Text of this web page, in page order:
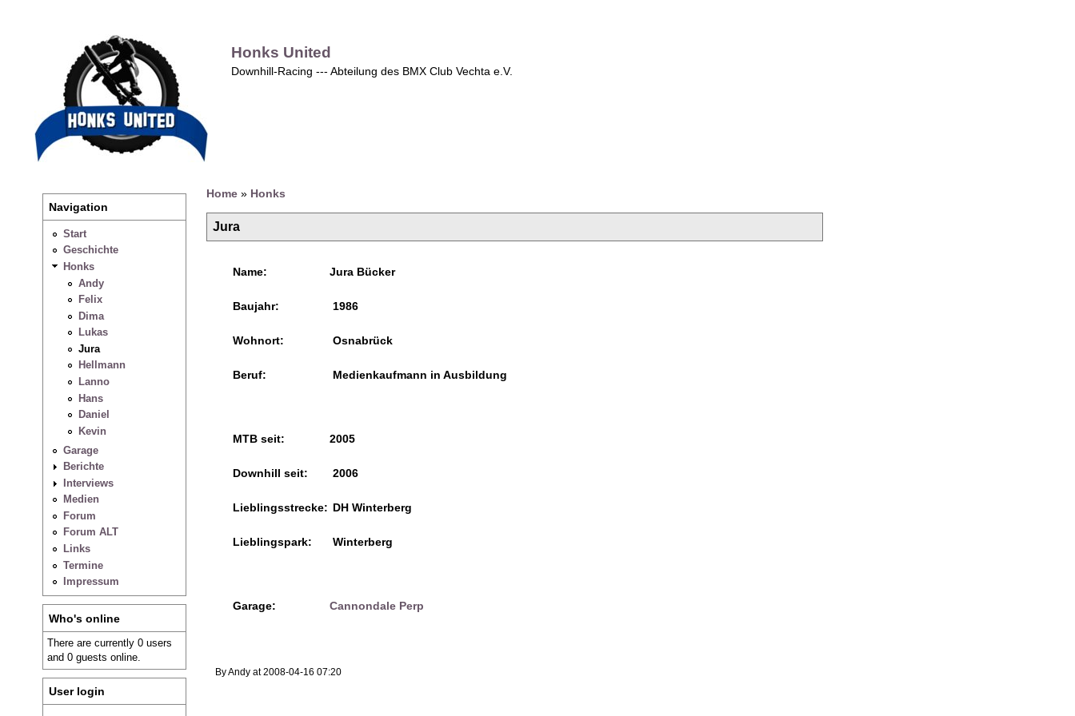
Honks United
Downhill-Racing --- Abteilung des BMX Club Vechta e.V.
Navigation
Start
Geschichte
Honks
Andy
Felix
Dima
Lukas
Jura
Hellmann
Lanno
Hans
Daniel
Kevin
Garage
Berichte
Interviews
Medien
Forum
Forum ALT
Links
Termine
Impressum
Who's online
There are currently 0 users
and 0 guests online.
User login
Home» Honks
Jura
Name: Jura Bücker
Baujahr: 1986
Wohnort: Osnabrück
Beruf: Medienkaufmann in Ausbildung
MTB seit: 2005
Downhill seit: 2006
Lieblingsstrecke: DH Winterberg
Lieblingspark: Winterberg
Garage: Cannondale Perp
By Andy at 2008-04-16 07:20